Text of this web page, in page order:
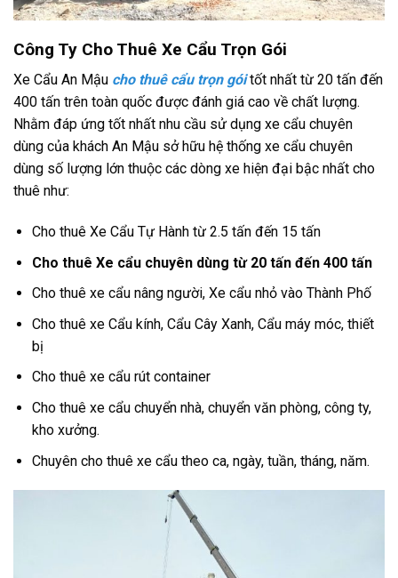
Công Ty Cho Thuê Xe Cẩu Trọn Gói
Xe Cẩu An Mậu cho thuê cẩu trọn góitốt nhất từ 20 tấn đến
400 tấn trên toàn quốc được đánh giá cao về chất lượng.
Nhằm đáp ứng tốt nhất nhu cầu sử dụng xe cẩu chuyên
dùng của khách An Mậu sở hữu hệ thống xe cẩu chuyên
dùng số lượng lớn thuộc các dòng xe hiện đại bậc nhất cho
thuê như:
Cho thuê Xe Cẩu Tự Hành từ 2.5 tấn đến 15 tấn
Cho thuê Xe cẩu chuyên dùng từ 20 tấn đến 400 tấn
Cho thuê xe cẩu nâng người, Xe cẩu nhỏ vào Thành Phố
Cho thuê xe Cẩu kính, Cẩu Cây Xanh, Cẩu máy móc, thiết
bị
Cho thuê xe cẩu rút container
Cho thuê xe cẩu chuyển nhà, chuyển văn phòng, công ty,
kho xưởng.
Chuyên cho thuê xe cẩu theo ca, ngày, tuần, tháng, năm.